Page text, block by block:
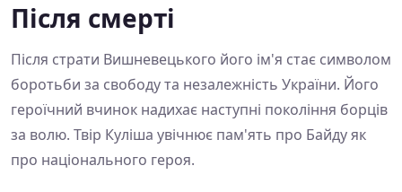
Після смерті
Після страти Вишневецького його ім'я стає символом
боротьби за свободу та незалежність України. Його
героїчний вчинок надихає наступні покоління борців
за волю. Твір Куліша увічнює пам'ять про Байду як
про національного героя.